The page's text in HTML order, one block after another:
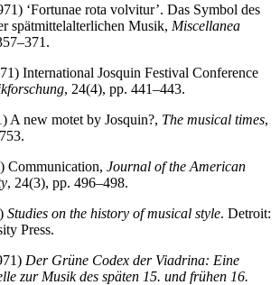
‘Fortunae rota volvitur’. Das Symbol des
spätmittelalterlichen Musik, Miscellanea
International Josquin Festival Conference
, 24(4), pp. 441–443.
A new motet by Josquin?, The musical times,
Communication, Journal of the American
, 24(3), pp. 496–498.
Studies on the history of musical style. Detroit:
Press.
Der Grüne Codex der Viadrina: Eine
zur Musik des späten 15. und frühen 16.